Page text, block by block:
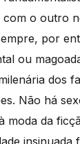
o outro
por
ou
dos
Não há
moda da
insinuada